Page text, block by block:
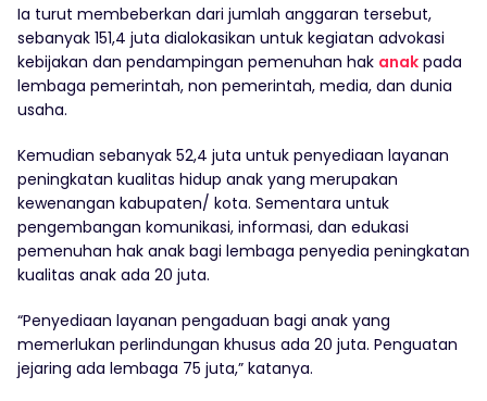
Ia turut membeberkan dari jumlah anggaran tersebut,
sebanyak 151,4 juta dialokasikan untuk kegiatan advokasi
kebijakan dan pendampingan pemenuhan hak anak pada
lembaga pemerintah, non pemerintah, media, dan dunia
usaha.
Kemudian sebanyak 52,4 juta untuk penyediaan layanan
peningkatan kualitas hidup anak yang merupakan
kewenangan kabupaten/ kota. Sementara untuk
pengembangan komunikasi, informasi, dan edukasi
pemenuhan hak anak bagi lembaga penyedia peningkatan
kualitas anak ada 20 juta.
“Penyediaan layanan pengaduan bagi anak yang
memerlukan perlindungan khusus ada 20 juta. Penguatan
jejaring ada lembaga 75 juta,” katanya.